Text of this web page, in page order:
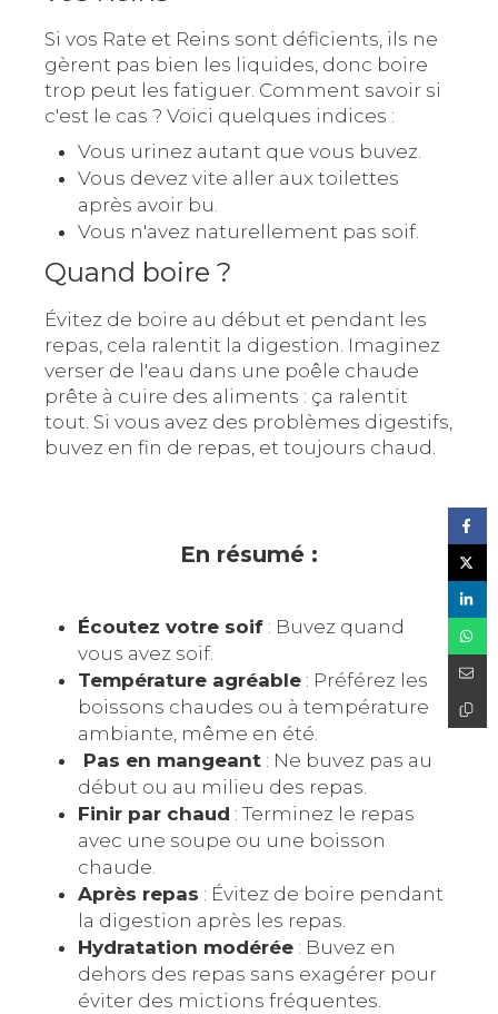
Si vos Rate et Reins sont déficients, ils ne
gèrent pas bien les liquides, donc boire
trop peut les fatiguer. Comment savoir si
c'est le cas ? Voici quelques indices :
Vous urinez autant que vous buvez.
Vous devez vite aller aux toilettes
après avoir bu.
Vous n'avez naturellement pas soif.
Quand boire ?
Évitez de boire au début et pendant les
repas, cela ralentit la digestion. Imaginez
verser de l'eau dans une poêle chaude
prête à cuire des aliments : ça ralentit
tout. Si vous avez des problèmes digestifs,
buvez en fin de repas, et toujours chaud.
En résumé :
Écoutez votre soif : Buvez quand
vous avez soif.
Température agréable : Préférez les
boissons chaudes ou à température
ambiante, même en été.
️ Pas en mangeant : Ne buvez pas au
début ou au milieu des repas.
Finir par chaud : Terminez le repas
avec une soupe ou une boisson
chaude.
Après repas : Évitez de boire pendant
la digestion après les repas.
Hydratation modérée : Buvez en
dehors des repas sans exagérer pour
éviter des mictions fréquentes.